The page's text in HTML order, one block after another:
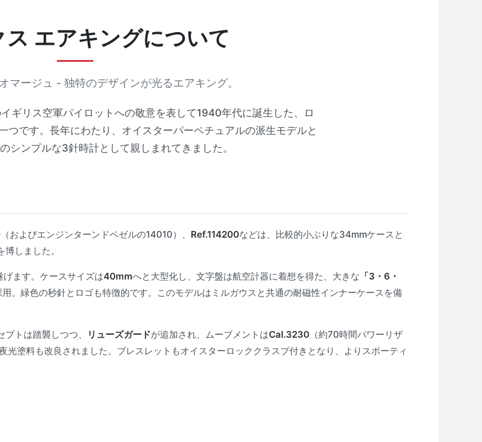
ス エアキングについて
マージュ - 独特のデザインが光るエアキング。
ギリス空軍パイロットへの敬意を表して1940年代に誕生した、ロ
つです。長年にわたり、オイスターパーペチュアルの派生モデルと
シンプルな3針時計として親しまれてきました。
（およびエンジンターンドベゼルの14010）、 Ref.114200などは、比較的小ぶりな34mmケースと
しました。
ます。ケースサイズは40mmへと大型化し、文字盤は航空計器に着想を得た、大きな 「3・6・
。緑色の秒針とロゴも特徴的です。このモデルはミルガウスと共通の耐磁性インナーケースを備
トは踏襲しつつ、 リューズガードが追加され、ムーブメントはCal.3230 （約70時間パワーリザ
塗料も改良されました。ブレスレットもオイスターロッククラスプ付きとなり、よりスポーティ